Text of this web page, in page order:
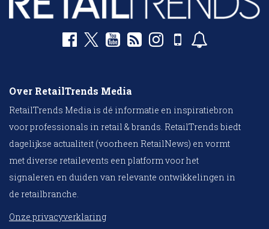
Over RetailTrends Media
RetailTrends Media is dé informatie en inspiratiebron
voor professionals in retail & brands. RetailTrends biedt
dagelijkse actualiteit (voorheen RetailNews) en vormt
met diverse retailevents een platform voor het
signaleren en duiden van relevante ontwikkelingen in
de retailbranche.
Onze privacyverklaring